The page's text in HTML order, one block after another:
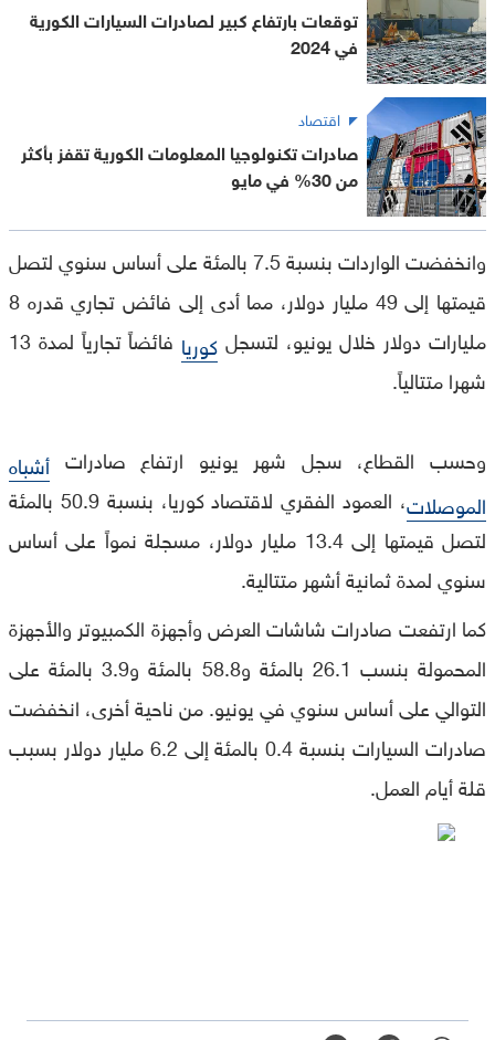
توقعات بارتفاع كبير لصادرات السيارات الكورية
في 2024
اقتصاد
صادرات تكنولوجيا المعلومات الكورية تقفز بأكثر
من 30% في مايو
وانخفضت الواردات بنسبة 7.5 بالمئة على أساس سنوي لتصل
قيمتها إلى 49 مليار دولار، مما أدى إلى فائض تجاري قدره 8
مليارات دولار خلال يونيو، لتسجل كوريا
فائضاً تجارياً لمدة 13
شهرا متتالياً.
وحسب القطاع، سجل شهر يونيو ارتفاع صادرات أشباه
الموصلات
، العمود الفقري لاقتصاد كوريا، بنسبة 50.9 بالمئة
لتصل قيمتها إلى 13.4 مليار دولار، مسجلة نمواً على أساس
سنوي لمدة ثمانية أشهر متتالية.
كما ارتفعت صادرات شاشات العرض وأجهزة الكمبيوتر والأجهزة
المحمولة بنسب 26.1 بالمئة و58.8 بالمئة و3.9 بالمئة على
التوالي على أساس سنوي في يونيو. من ناحية أخرى، انخفضت
صادرات السيارات بنسبة 0.4 بالمئة إلى 6.2 مليار دولار بسبب
قلة أيام العمل.